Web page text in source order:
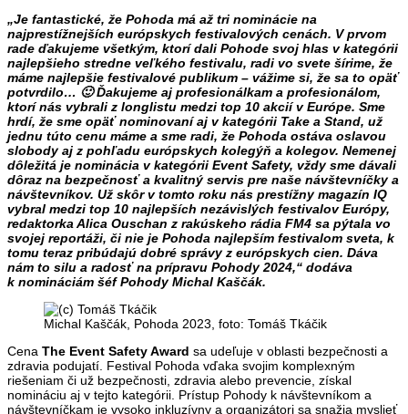
„Je fantastické, že Pohoda má až tri nominácie na
najprestížnejších európskych festivalových cenách. V prvom
rade ďakujeme všetkým, ktorí dali Pohode svoj hlas v kategórii
najlepšieho stredne veľkého festivalu, radi vo svete šírime, že
máme najlepšie festivalové publikum – vážime si, že sa to opäť
potvrdilo… 🙂 Ďakujeme aj profesionálkam a profesionálom,
ktorí nás vybrali z longlistu medzi top 10 akcií v Európe. Sme
hrdí, že sme opäť nominovaní aj v kategórii Take a Stand, už
jednu túto cenu máme a sme radi, že Pohoda ostáva oslavou
slobody aj z pohľadu európskych kolegýň a kolegov. Nemenej
dôležitá je nominácia v kategórii Event Safety, vždy sme dávali
dôraz na bezpečnosť a kvalitný servis pre naše návštevníčky a
návštevníkov. Už skôr v tomto roku nás prestížny magazín IQ
vybral medzi top 10 najlepších nezávislých festivalov Európy,
redaktorka Alica Ouschan z rakúskeho rádia FM4 sa pýtala vo
svojej reportáži, či nie je Pohoda najlepším festivalom sveta, k
tomu teraz pribúdajú dobré správy z európskych cien. Dáva
nám to silu a radosť na prípravu Pohody 2024,“ dodáva
k nomináciám šéf Pohody Michal Kaščák.
Michal Kaščák, Pohoda 2023, foto: Tomáš Tkáčik
Cena The Event Safety Award sa udeľuje v oblasti bezpečnosti a
zdravia podujatí. Festival Pohoda vďaka svojim komplexným
riešeniam či už bezpečnosti, zdravia alebo prevencie, získal
nomináciu aj v tejto kategórii. Prístup Pohody k návštevníkom a
návštevníčkam je vysoko inkluzívny a organizátori sa snažia myslieť